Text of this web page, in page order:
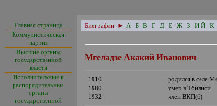
Главная страница
Коммунистическая
партия
Высшие органы
государственной
власти
Исполнительные и
распорядительные
органы
государственной
Биографии ► А Б В Г Д Е Ж З И-Й К
Мгеладзе Акакий Иванович
1910
родился в селе
1980
умер в Тбилиси
1932
член ВКП(б)